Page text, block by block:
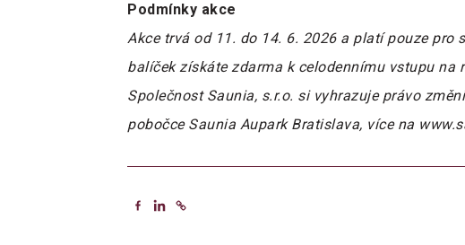
Podmínky akce
Akce trvá od 11. do 14. 6. 2026 a platí pouze pro
balíček získáte zdarma k celodennímu vstupu
Společnost Saunia, s.r.o. si vyhrazuje právo
pobočce Saunia Aupark Bratislava, více na